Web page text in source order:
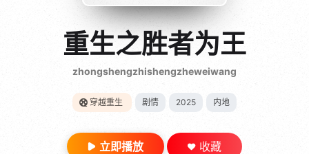
{if condition="$obj.vod_points
gt 0"}
28短剧
重生之胜者为王
zhongshengzhishengzheweiwang
穿越重生 剧情 2025 内地
立即播放 收藏